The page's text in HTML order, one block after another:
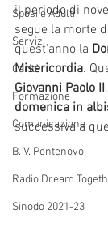
Sposi e Adulti
Servizi
Carità
Formazione
Comunicazione
B. V. Pontenovo
Radio Dream
Sinodo 2021-23
il periodo di
segue la morte
quest'anno la
Misericordia.
Giovanni Paolo II
domenica in
successiva a